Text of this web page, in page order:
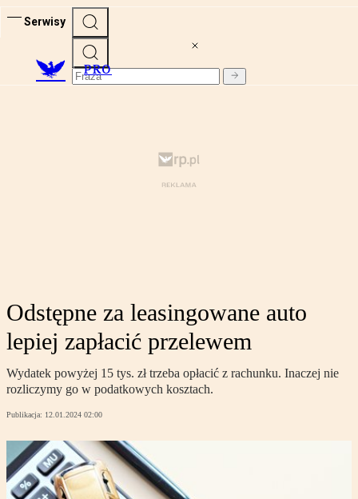
Serwisy
PRO
Odstępne za leasingowane auto
lepiej zapłacić przelewem
Wydatek powyżej 15 tys. zł trzeba opłacić z rachunku. Inaczej nie
rozliczymy go w podatkowych kosztach.
Publikacja: 12.01.2024 02:00